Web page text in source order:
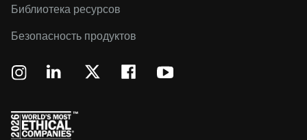
Библиотека ресурсов
Безопасность продуктов